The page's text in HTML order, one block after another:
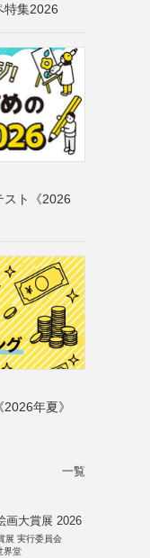
特集2026
スト《2026
年夏》
一覧
画大賞展 2026
展 実行委員会
界堂